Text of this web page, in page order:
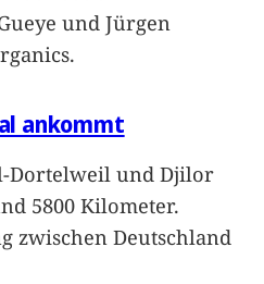
und Jürgen
ankommt
Dortelweil und Djilor
5800 Kilometer.
zwischen Deutschland